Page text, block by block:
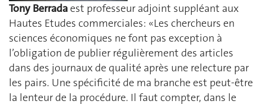
Tony Berradaest professeur adjoint suppléant aux
Hautes Etudes commerciales: «Les chercheurs en
sciences économiques ne font pas exception à
l’obligation de publier régulièrement des articles
dans des journaux de qualité après une relecture par
les pairs. Une spécificité de ma branche est peut-être
la lenteur de la procédure. Il faut compter, dans le